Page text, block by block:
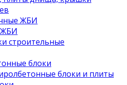
ЖБИ
ЖБИ
строительные
блоки
блоки и плиты